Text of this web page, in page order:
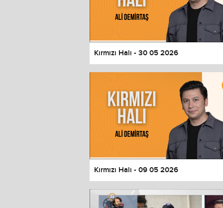
Kırmızı Halı - 30 05 2026
Kırmızı Halı - 09 05 2026